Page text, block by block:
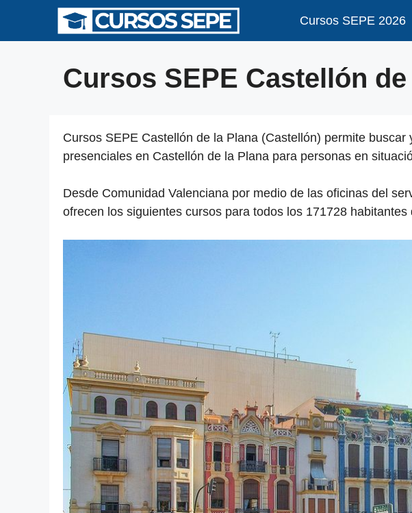
contenido
Cursos SEPE 2026
Cursos SEPE Castellón
Cursos SEPE Castellón de la Plana (Castellón) permite buscar
presenciales en Castellón de la Plana para personas en
Desde Comunidad Valenciana por medio de las oficinas del
ofrecen los siguientes cursos para todos los 171728